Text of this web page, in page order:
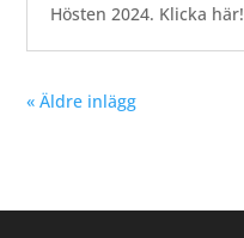
Hösten 2024. Klicka här!
« Äldre inlägg